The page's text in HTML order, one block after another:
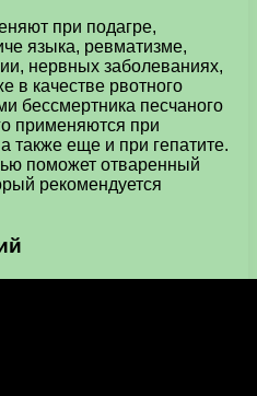
при подагре,
языка, ревматизме,
нервных заболеваниях,
в качестве рвотного
бессмертника песчаного
применяются при
также еще и при гепатите.
поможет отваренный
рекомендуется